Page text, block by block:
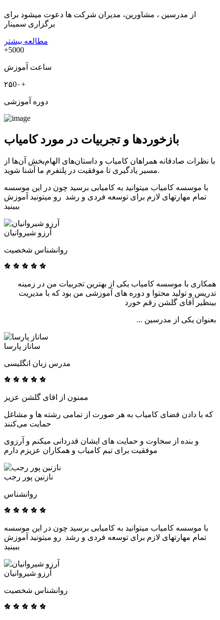
از مدرسین ، مشاورین، مدیران شرکت ها دعوت میشود برای
برگزاری سمینار
مطالعه بیشتر
+5000
ساعت آموزش
۲۵0۰+
دوره آموزشی
بازخوردها و تجربیات در مورد کامیاب
با نظرات صادقانه همراهان کامیاب و داستان‌های الهام‌بخش آن‌ها از
مسیر یادگیری تا موفقیت در پلتفرم ما آشنا شوید.
با موسسه کامیاب میتوانید به کامیابی برسید چون در این موسسه
تمام مهارتهای لازم برای توسعه فردی و رشد رو میتونید آموزش
ببینید
آرزو شیروانیان
روانشناس شخصیت
همکاری با موسسه کامیاب یکی از بهترین تجربیات من در زمینه
تدریس و تولید محتوا و دوره های آموزشی من بود که با مدیریت
بینظیر آقای گلشن رقم خورد
بعنوان یکی از مدرسین ...
ساناز پارسا
مدرس زبان انگلیسی
که با دادن فضای کامیاب به هر صورت از تمامی رشته ها و مشاغل
حمایت می‌کنند
و بنده از سخاوت و حمایت های ایشان قدردانی میکنم و آرزوی
موفقیت برای تیم کامیاب و همکاران عزیزم دارم
نازنین پور رجب
روانشناس
با موسسه کامیاب میتوانید به کامیابی برسید چون در این موسسه
تمام مهارتهای لازم برای توسعه فردی و رشد رو میتونید آموزش
ببینید
آرزو شیروانیان
روانشناس شخصیت